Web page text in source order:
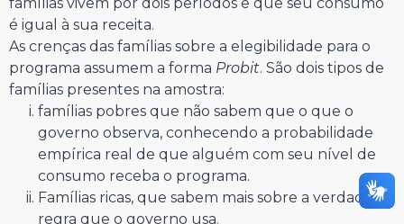
famílias vivem por dois períodos e que seu consumo
é igual à sua receita.
As crenças das famílias sobre a elegibilidade para o
programa assumem a forma Probit. São dois tipos de
famílias presentes na amostra:
famílias pobres que não sabem que o que o
governo observa, conhecendo a probabilidade
empírica real de que alguém com seu nível de
consumo receba o programa.
Famílias ricas, que sabem mais sobre a verdadeira
regra que o governo usa.